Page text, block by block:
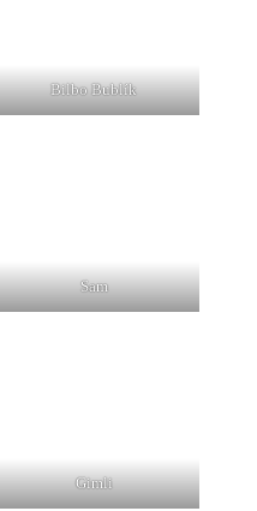
Bilbo Bublík
Sam
Gimli